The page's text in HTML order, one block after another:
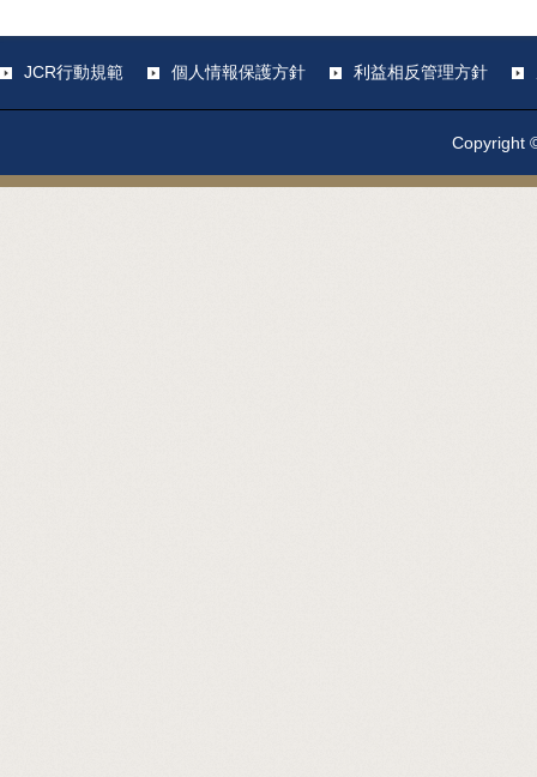
JCR行動規範 個人情報保護方針 利益相反管理方針
Copyright